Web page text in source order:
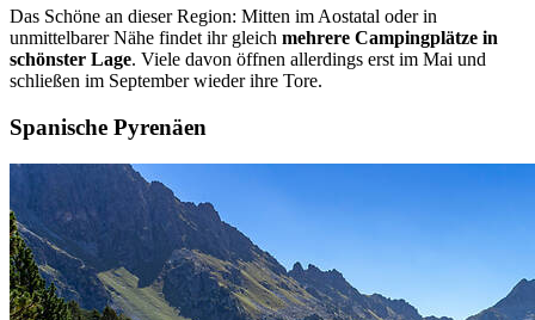
Das Schöne an dieser Region: Mitten im Aostatal oder in
unmittelbarer Nähe findet ihr gleich mehrere Campingplätze in
schönster Lage. Viele davon öffnen allerdings erst im Mai und
schließen im September wieder ihre Tore.
Spanische Pyrenäen